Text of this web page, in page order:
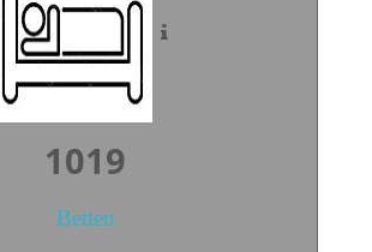
1413
Betten